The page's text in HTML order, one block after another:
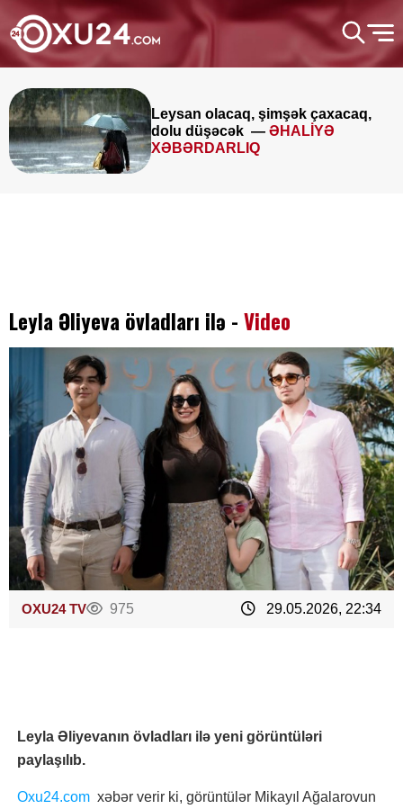
Leysan olacaq, şimşək çaxacaq,
dolu düşəcək — ƏHALİYƏ
XƏBƏRDARLIQ
Leyla Əliyeva övladları ilə - Video
OXU24 TV 975 29.05.2026, 22:34
Leyla Əliyevanın övladları ilə yeni görüntüləri
paylaşılıb.
Oxu24.com xəbər verir ki, görüntülər Mikayıl Ağalarovun